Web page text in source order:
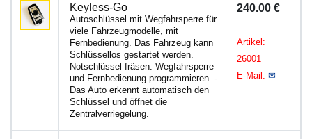
Keyless-Go
Autoschlüssel mit Wegfahrsperre für
viele Fahrzeugmodelle, mit
Fernbedienung. Das Fahrzeug kann
Schlüssellos gestartet werden.
Notschlüssel fräsen. Wegfahrsperre
und Fernbedienung programmieren. -
Das Auto erkennt automatisch den
Schlüssel und öffnet die
Zentralverriegelung.
240.00 €
Artikel:
26001
E-Mail: ✉